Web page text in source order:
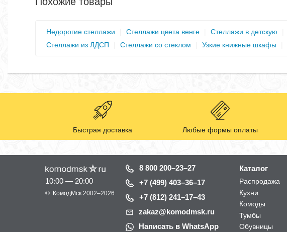
Недорогие стеллажи Стеллажи цвета венге Стеллажи в детскую
Стеллажи из ЛДСП
Стеллажи со стеклом Узкие книжные шкафы
Быстрая доставка Любые формы оплаты
10:00 — 20:00
© КомодМск 2002–2026
8 800 200–23–27
+7 (499) 403–36–17
+7 (812) 241–17–43
zakaz@komodmsk.ru
Написать в WhatsApp
Каталог
Распродажа
Кухни
Комоды
Тумбы
Обувницы